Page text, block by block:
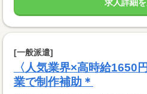
求人詳細
[一般派遣]
〈人気業界×高時給1650
業で制作補助＊